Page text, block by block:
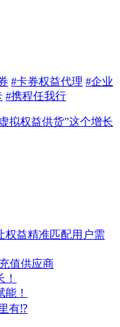
#卡券权益代理 #企业
#携程任我行
拟权益供货”这个增长
权益精准匹配用户需
值供应商
！
有⁉️